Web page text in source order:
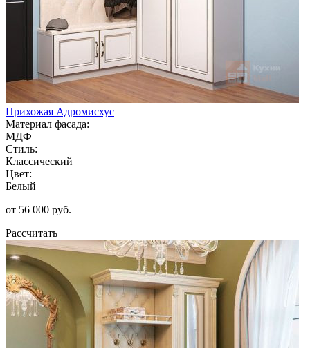
Прихожая Адромисхус
Материал фасада:
МДФ
Стиль:
Классический
Цвет:
Белый
от 56 000 руб.
Рассчитать